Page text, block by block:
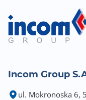
Obsługa myszą:
Pilot IR w zestawie:
Wbudowany 8-
Waga: 0,7 kg
Incom Group
ul. Mokronoska 6,